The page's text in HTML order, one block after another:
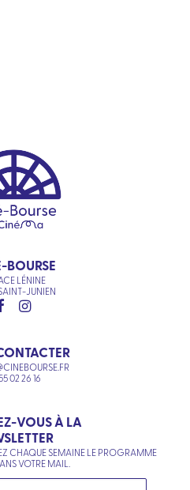
BOURSE
LÉNINE
JUNIEN
02 26 16
VOUS À LA
CHAQUE SEMAINE LE PROGRAMME
VOTRE MAIL.